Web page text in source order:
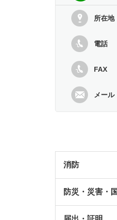
所在地
電話
FAX
メール
消防
防災・災害・